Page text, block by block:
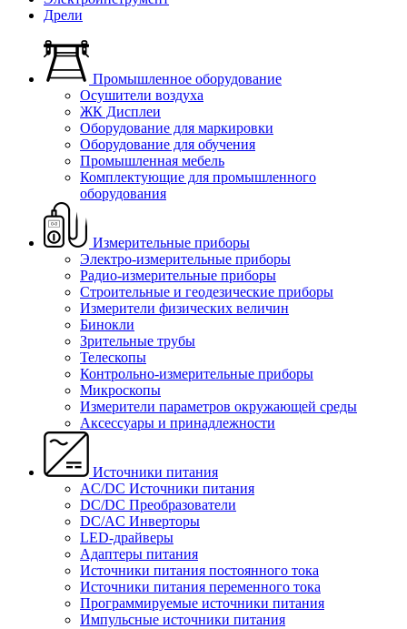
Дрели
Промышленное оборудование
Осушители воздуха
ЖК Дисплеи
Оборудование для маркировки
Оборудование для обучения
Промышленная мебель
Комплектующие для промышленного
оборудования
Измерительные приборы
Электро-измерительные приборы
Радио-измерительные приборы
Строительные и геодезические приборы
Измерители физических величин
Бинокли
Зрительные трубы
Телескопы
Контрольно-измерительные приборы
Микроскопы
Измерители параметров окружающей среды
Аксессуары и принадлежности
Источники питания
AC/DC Источники питания
DC/DC Преобразователи
DC/AC Инверторы
LED-драйверы
Адаптеры питания
Источники питания постоянного тока
Источники питания переменного тока
Программируемые источники питания
Импульсные источники питания